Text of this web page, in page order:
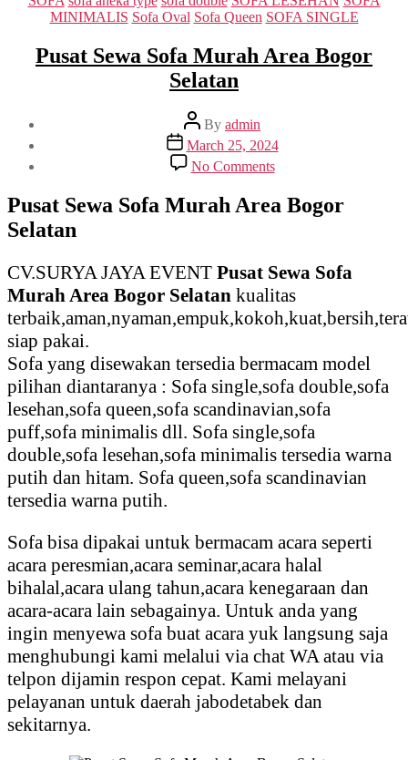
MINIMALIS Sofa Oval Sofa Queen SOFA SINGLE
Pusat Sewa Sofa Murah Area Bogor
Selatan
Post
author
By admin
Post
date
March 25, 2024
No Commentson
Pusat
Sofa
Selatan
Pusat Sewa Sofa Murah Area Bogor
Selatan
CV.SURYA JAYA EVENT Pusat Sewa Sofa
Murah Area Bogor Selatan kualitas
siap pakai.
Sofa yang disewakan tersedia bermacam model
pilihan diantaranya : Sofa single,sofa double,sofa
lesehan,sofa queen,sofa scandinavian,sofa
puff,sofa minimalis dll. Sofa single,sofa
double,sofa lesehan,sofa minimalis tersedia warna
putih dan hitam. Sofa queen,sofa scandinavian
tersedia warna putih.
Sofa bisa dipakai untuk bermacam acara seperti
acara peresmian,acara seminar,acara halal
bihalal,acara ulang tahun,acara kenegaraan dan
acara-acara lain sebagainya. Untuk anda yang
ingin menyewa sofa buat acara yuk langsung saja
menghubungi kami melalui via chat WA atau via
telpon dijamin respon cepat. Kami melayani
pelayanan untuk daerah jabodetabek dan
sekitarnya.